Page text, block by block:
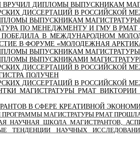
ВРУЧИЛ ДИПЛОМЫ ВЫПУСКНИКАМ
ДИССЕРТАЦИЙ В РОССИЙСКОЙ
ВЫПУСКНИКАМ
ПО МЕНЕДЖМЕНТУ И ГМУ В
В МЕЖДУНАРОДНОМ
В ФОРУМЕ «МОЛОДЕЖНАЯ
ВЫПУСКНИКАМ
ВЫПУСКНИКАМИ
ДИССЕРТАЦИЙ В РОССИЙСКОЙ
ПОЛУЧЕН
ДИССЕРТАЦИЙ В РОССИЙСКОЙ
МАГИСТРАТУРЫ РМАТ
В СФЕРЕ КРЕАТИВНОЙ
ПРОГРАММЫ МАГИСТРАТУРЫ РМАТ
НАУЧНАЯ ШКОЛА МАГИСТРАНТОВ,
ТЕНДЕНЦИИ НАУЧНЫХ